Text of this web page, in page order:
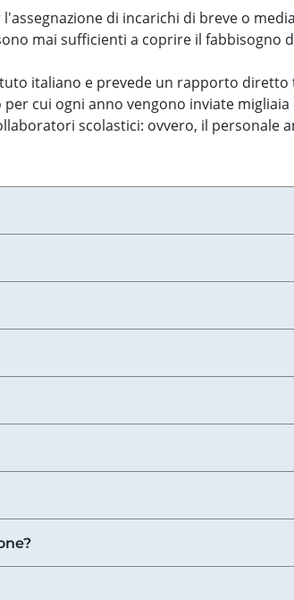
di incarichi di breve o
mai sufficienti a coprire il fabbisogno
italiano e prevede un rapporto diretto
cui ogni anno vengono inviate
scolastici: ovvero, il personale